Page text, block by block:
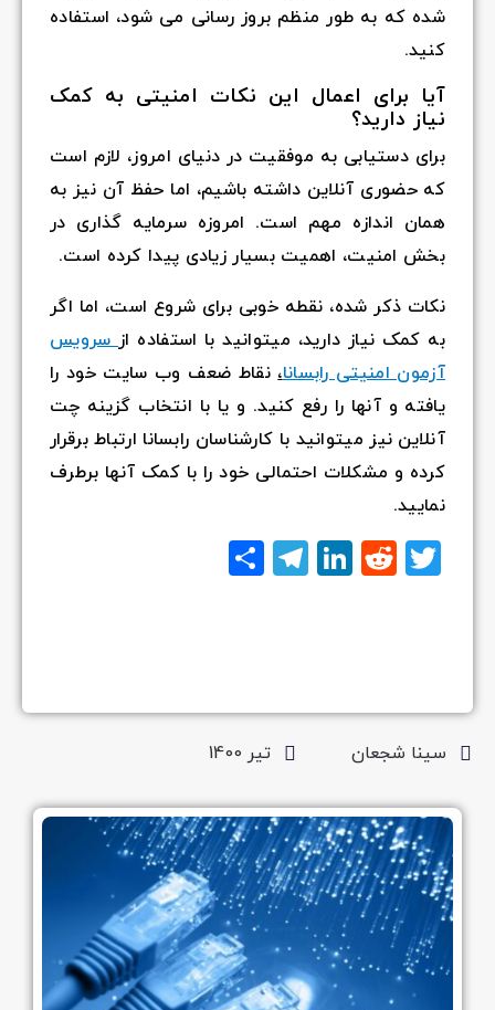
شده که به طور منظم بروز رسانی می شود، استفاده
کنید.
آیا برای اعمال این نکات امنیتی به کمک
نیاز دارید؟
برای دستیابی به موفقیت در دنیای امروز، لازم است
که حضوری آنلاین داشته باشیم، اما حفظ آن نیز به
همان اندازه مهم است. امروزه سرمایه گذاری در
بخش امنیت، اهمیت بسیار زیادی پیدا کرده است.
نکات ذکر شده، نقطه خوبی برای شروع است، اما اگر
به کمک نیاز دارید، میتوانید با استفاده ازسرویس
آزمون امنیتی رابسانا،نقاط ضعف وب سایت خود را
یافته و آنها را رفع کنید. و یا با انتخاب گزینه چت
آنلاین نیز میتوانید با کارشناسان رابسانا ارتباط برقرار
کرده و مشکلات احتمالی خود را با کمک آنها برطرف
نمایید.
Twitter
Reddit
LinkedIn
Telegram
اشتراک
سینا شجعان تیر 1400